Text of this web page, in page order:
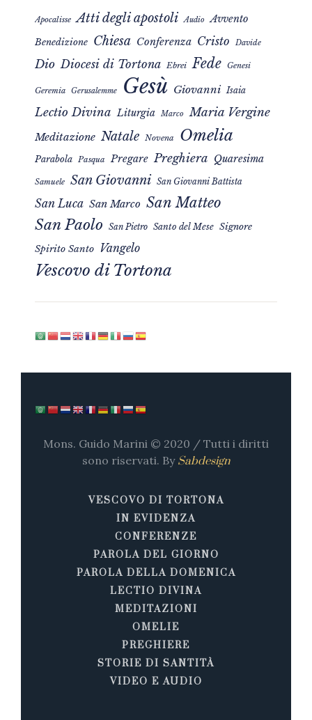
Apocalisse Atti degli apostoli Audio Avvento
Benedizione Chiesa Conferenza Cristo Davide
Dio Diocesi di Tortona Ebrei Fede Genesi
Geremia Gerusalemme Gesù Giovanni Isaia
Lectio Divina Liturgia Marco Maria Vergine
Meditazione Natale Novena Omelia
Parabola Pasqua Pregare Preghiera Quaresima
Samuele San Giovanni San Giovanni Battista
San Luca San Marco San Matteo
San Paolo San Pietro Santo del Mese Signore
Spirito Santo Vangelo
Vescovo di Tortona
Mons. Guido Marini © 2020 / Tutti i diritti
sono riservati. By Sabdesign
VESCOVO DI TORTONA
IN EVIDENZA
CONFERENZE
PAROLA DEL GIORNO
PAROLA DELLA DOMENICA
LECTIO DIVINA
MEDITAZIONI
OMELIE
PREGHIERE
STORIE DI SANTITÀ
VIDEO E AUDIO